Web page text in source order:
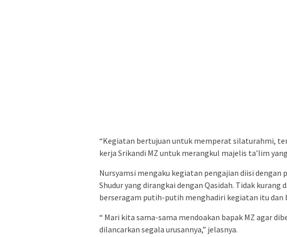
“Kegiatan bertujuan untuk memperat silaturahmi,
kerja Srikandi MZ untuk merangkul majelis ta’lim
Nursyamsi mengaku kegiatan pengajian diisi dengan
Shudur yang dirangkai dengan Qasidah. Tidak kurang
berseragam putih-putih menghadiri kegiatan itu dan
“ Mari kita sama-sama mendoakan bapak MZ agar
dilancarkan segala urusannya,” jelasnya.